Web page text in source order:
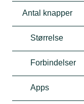
Antal knapper
Størrelse
Forbindelser
Apps